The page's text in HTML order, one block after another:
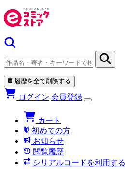
履歴を全て削除する
ログイン 会員登録
カート
初めての方
お知らせ
閲覧履歴
シリアルコードを利用する